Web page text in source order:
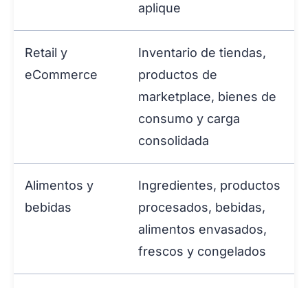
aplique
Retail y
eCommerce
Inventario de tiendas,
productos de
marketplace, bienes de
consumo y carga
consolidada
Alimentos y
bebidas
Ingredientes, productos
procesados, bebidas,
alimentos envasados,
frescos y congelados